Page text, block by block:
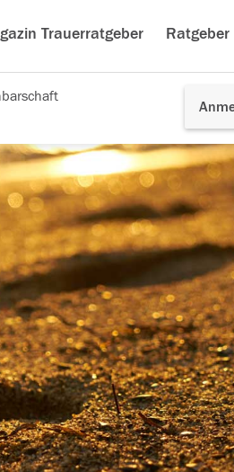
Trauerratgeber Ratgeber